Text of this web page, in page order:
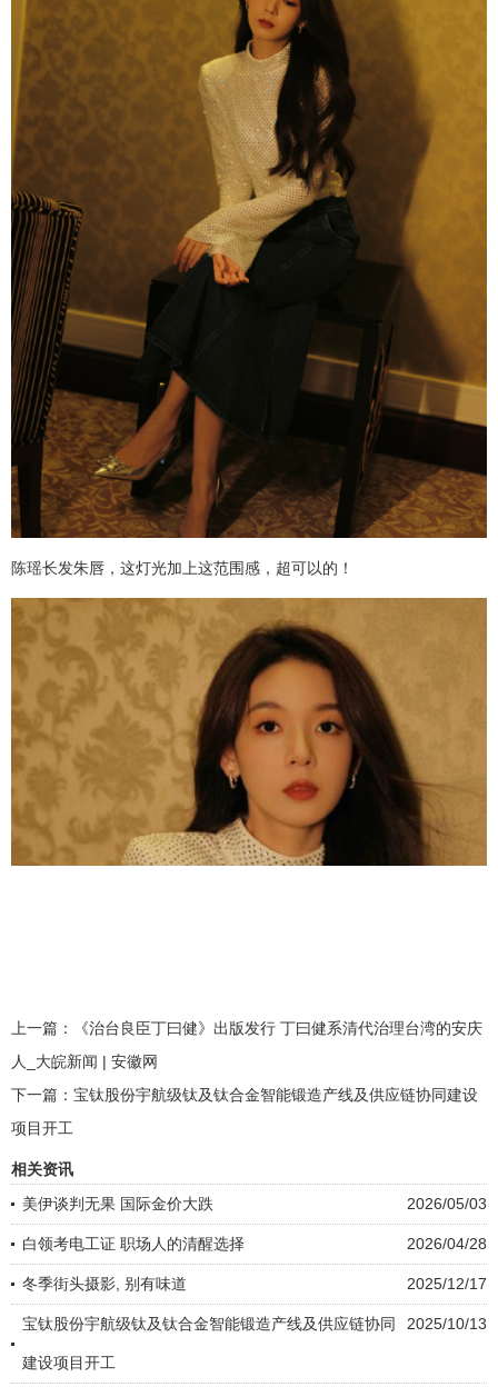
陈瑶长发朱唇，这灯光加上这范围感，超可以的！
上一篇：
《治台良臣丁曰健》出版发行 丁曰健系清代治理台湾的安庆
人_大皖新闻 | 安徽网
下一篇： 宝钛股份宇航级钛及钛合金智能锻造产线及供应链协同建设
项目开工
相关资讯
2026/05/03
美伊谈判无果 国际金价大跌
2026/04/28
白领考电工证 职场人的清醒选择
2025/12/17
冬季街头摄影, 别有味道
2025/10/13
宝钛股份宇航级钛及钛合金智能锻造产线及供应链协同
建设项目开工